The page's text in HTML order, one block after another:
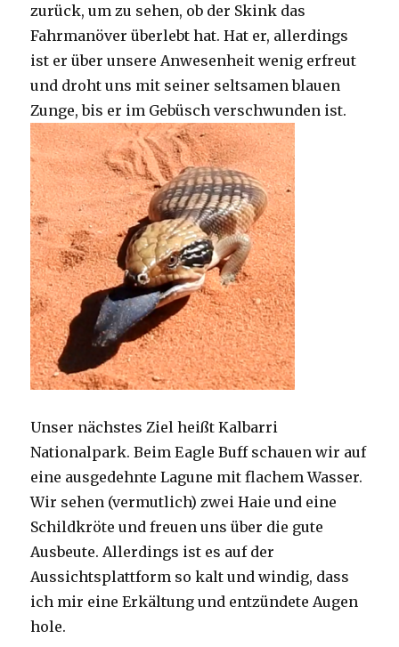
zurück, um zu sehen, ob der Skink das
Fahrmanöver überlebt hat. Hat er, allerdings
ist er über unsere Anwesenheit wenig erfreut
und droht uns mit seiner seltsamen blauen
Zunge, bis er im Gebüsch verschwunden ist.
Unser nächstes Ziel heißt Kalbarri
Nationalpark. Beim Eagle Buff schauen wir auf
eine ausgedehnte Lagune mit flachem Wasser.
Wir sehen (vermutlich) zwei Haie und eine
Schildkröte und freuen uns über die gute
Ausbeute. Allerdings ist es auf der
Aussichtsplattform so kalt und windig, dass
ich mir eine Erkältung und entzündete Augen
hole.